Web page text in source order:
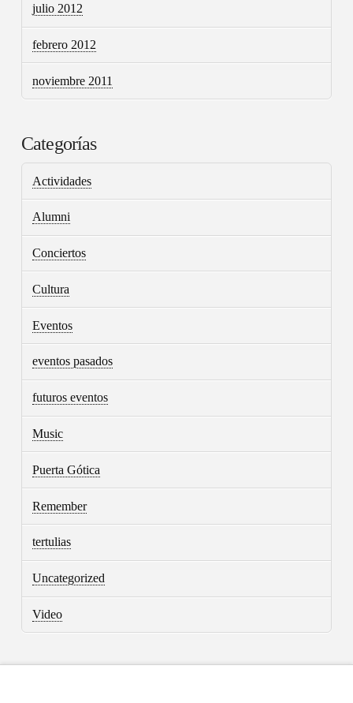
julio 2012
febrero 2012
noviembre 2011
Categorías
Actividades
Alumni
Conciertos
Cultura
Eventos
eventos pasados
futuros eventos
Music
Puerta Gótica
Remember
tertulias
Uncategorized
Video